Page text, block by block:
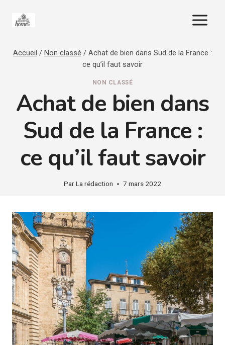
Accueil / Non classé / Achat de bien dans Sud de la France :
ce qu’il faut savoir
NON CLASSÉ
Achat de bien dans
Sud de la France :
ce qu’il faut savoir
ParLa rédaction 7 mars 2022